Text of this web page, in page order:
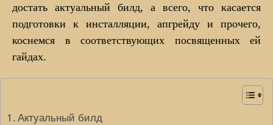
достать актуальный билд, а всего, что касается
подготовки к инсталляции, апгрейду и прочего,
коснемся в соответствующих посвященных ей
гайдах.
Актуальный билд